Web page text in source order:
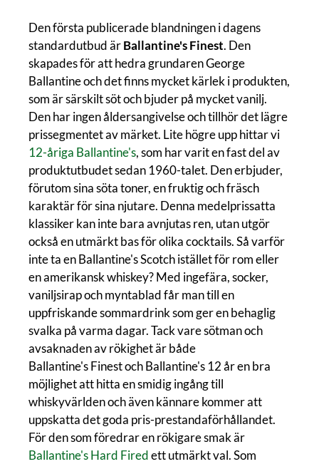
Den första publicerade blandningen i dagens
standardutbud ärBallantine's Finest. Den
skapades för att hedra grundaren George
Ballantine och det finns mycket kärlek i produkten,
som är särskilt söt och bjuder på mycket vanilj.
Den har ingen åldersangivelse och tillhör det lägre
prissegmentet av märket. Lite högre upp hittar vi
12-åriga Ballantine's, som har varit en fast del av
produktutbudet sedan 1960-talet. Den erbjuder,
förutom sina söta toner, en fruktig och fräsch
karaktär för sina njutare. Denna medelprissatta
klassiker kan inte bara avnjutas ren, utan utgör
också en utmärkt bas för olika cocktails. Så varför
inte ta en Ballantine's Scotch istället för rom eller
en amerikansk whiskey? Med ingefära, socker,
vaniljsirap och myntablad får man till en
uppfriskande sommardrink som ger en behaglig
svalka på varma dagar. Tack vare sötman och
avsaknaden av rökighet är både
Ballantine's Finest och Ballantine's 12 år en bra
möjlighet att hitta en smidig ingång till
whiskyvärlden och även kännare kommer att
uppskatta det goda pris-prestandaförhållandet.
För den som föredrar en rökigare smak är
Ballantine's Hard Firedett utmärkt val. Som